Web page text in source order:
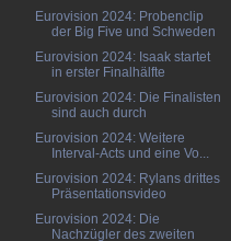
Eurovision 2024: Probenclip
der Big Five und Schweden
Eurovision 2024: Isaak startet
in erster Finalhälfte
Eurovision 2024: Die Finalisten
sind auch durch
Eurovision 2024: Weitere
Interval-Acts und eine Vo...
Eurovision 2024: Rylans drittes
Präsentationsvideo
Eurovision 2024: Die
Nachzügler des zweiten